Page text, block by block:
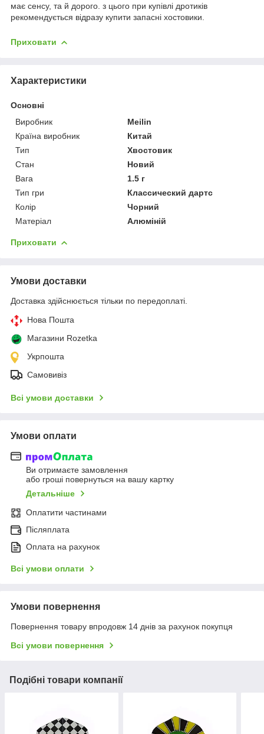
має сенсу, та й дорого. з цього при купівлі дротиків
рекомендується відразу купити запасні хостовики.
Приховати
Характеристики
Основні
Виробник
Meilin
Країна виробник
Китай
Тип
Хвостовик
Стан
Новий
Вага
1.5 г
Тип гри
Классический дартс
Колір
Чорний
Матеріал
Алюміній
Приховати
Умови доставки
Доставка здійснюється тільки по передоплаті.
Нова Пошта
Магазини Rozetka
Укрпошта
Самовивіз
Всі умови доставки
Умови оплати
Ви отримаєте замовлення
або гроші повернуться на вашу картку
Детальніше
Оплатити частинами
Післяплата
Оплата на рахунок
Всі умови оплати
Умови повернення
Повернення товару впродовж 14 днів за рахунок покупця
Всі умови повернення
Подібні товари компанії